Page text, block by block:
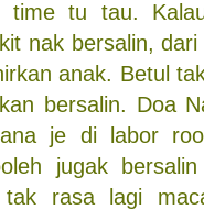
tu tau.
nak bersalin, dari
anak. Betul
bersalin. Doa
je di labor
jugak
rasa lagi